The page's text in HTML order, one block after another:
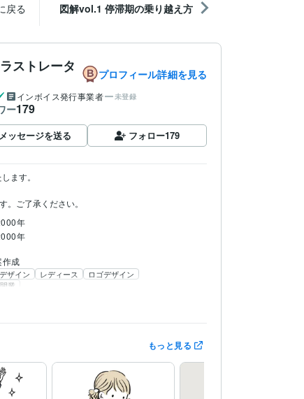
戻る 図解vol.1 停滞期の乗り越え方
ストレータ
プロフィール詳細を見る
インボイス発行事業者 未登録
ー179
メッセージを送る フォロー179
ます。
。ご了承ください。
年
年
作成
ザイン レディース
ロゴデザイン
業
コン ナチュラル
もっと見る